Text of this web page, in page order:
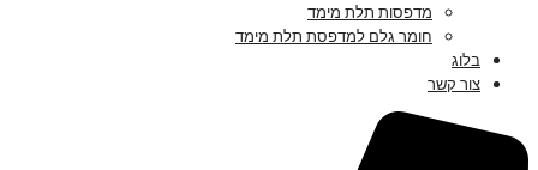
מדפסות תלת מימד
חומר גלם למדפסת תלת מימד
בלוג
צור קשר